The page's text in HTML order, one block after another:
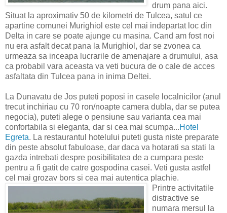
drum pana aici.
Situat la aproximativ 50 de kilometri de Tulcea, satul ce
apartine comunei Murighiol este cel mai indepartat loc din
Delta in care se poate ajunge cu masina. Cand am fost noi
nu era asfalt decat pana la Murighiol, dar se zvonea ca
urmeaza sa inceapa lucrarile de amenajare a drumului, asa
ca probabil vara aceasta va veti bucura de o cale de acces
asfaltata din Tulcea pana in inima Deltei.
La Dunavatu de Jos puteti poposi in casele localnicilor (anul
trecut inchiriau cu 70 ron/noapte camera dubla, dar se putea
negocia), puteti alege o pensiune sau varianta cea mai
confortabila si eleganta, dar si cea mai scumpa...Hotel
Egreta. La restaurantul hotelului puteti gusta niste preparate
din peste absolut fabuloase, dar daca va hotarati sa stati la
gazda intrebati despre posibilitatea de a cumpara peste
pentru a fi gatit de catre gospodina casei. Veti gusta astfel
cel mai grozav bors si cea mai autentica plachie.
Printre activitatile
distractive se
numara mersul la